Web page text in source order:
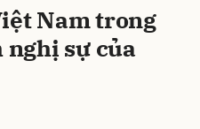
Nam trong
sự của